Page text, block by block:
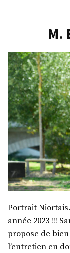
M.
Portrait
année 2023 !!!
propose de
l’entretien en